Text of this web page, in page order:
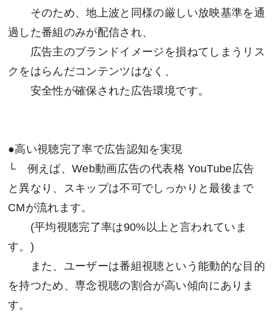
そのため、地上波と同様の厳しい放映基準を通
過した番組のみが配信され、
広告主のブランドイメージを損ねてしまうリス
クをはらんだコンテンツはなく、
安全性が確保された広告環境です。
●高い視聴完了率で広告認知を実現
└ 例えば、Web動画広告の代表格 YouTube広告
と異なり、スキップは不可でしっかりと最後まで
CMが流れます。
(平均視聴完了率は90%以上と言われていま
す。)
また、ユーザーは番組視聴という能動的な目的
を持つため、専念視聴の割合が高い傾向にありま
す。